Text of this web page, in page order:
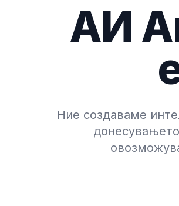
АИ
Ние создаваме